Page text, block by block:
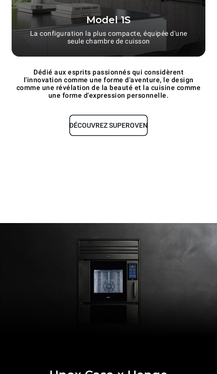
Model 1S
La configuration la plus compacte, équipée d'une
seule chambre de cuisson
Dédié aux esprits passionnés qui considèrent
l'innovation comme une forme d'aventure, le design
comme une révélation de la beauté et la cuisine comme
une forme d'expression personnelle.
DÉCOUVREZ SUPEROVEN